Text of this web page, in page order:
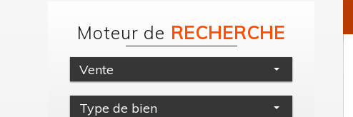
Moteur de RECHERCHE
Vente
Type de bien